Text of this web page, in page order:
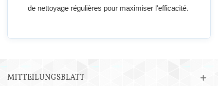
de nettoyage régulières pour maximiser l'efficacité.
MITTEILUNGSBLATT